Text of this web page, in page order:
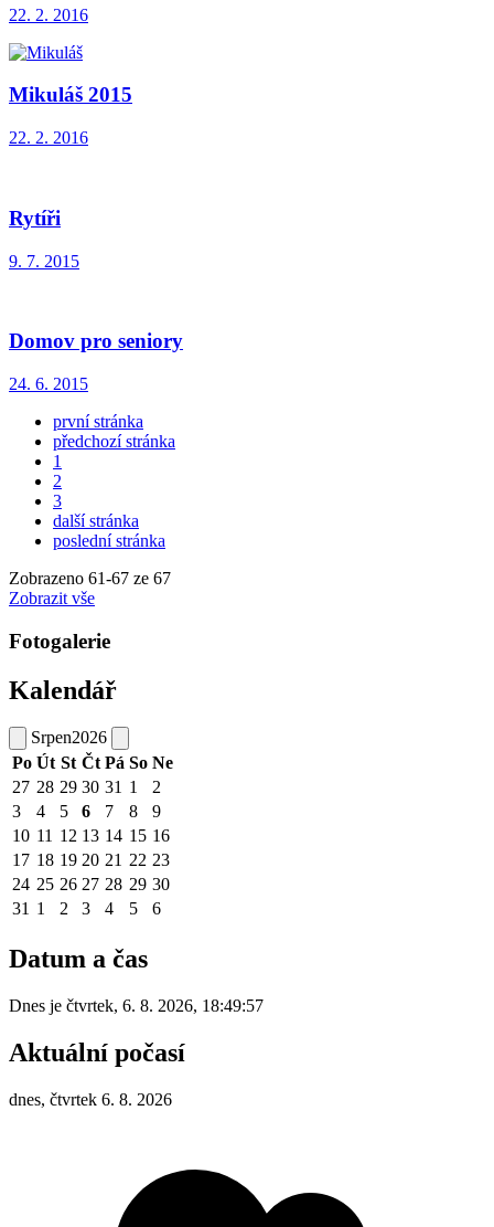
22. 2. 2016
Mikuláš 2015
22. 2. 2016
Rytíři
9. 7. 2015
Domov pro seniory
24. 6. 2015
první stránka
předchozí stránka
1
2
3
další stránka
poslední stránka
Zobrazeno 61-67 ze 67
Zobrazit vše
Fotogalerie
Kalendář
Srpen2026
Po Út St Čt Pá So Ne
27 28 29 30 31 1
2
3
4 5 6 7 8
9
10 11 12 13 14 15 16
17 18 19 20 21 22 23
24 25 26 27 28 29 30
31 1 2 3 4 5 6
Datum a čas
Dnes je čtvrtek, 6. 8. 2026, 18:49:57
Aktuální počasí
dnes, čtvrtek 6. 8. 2026